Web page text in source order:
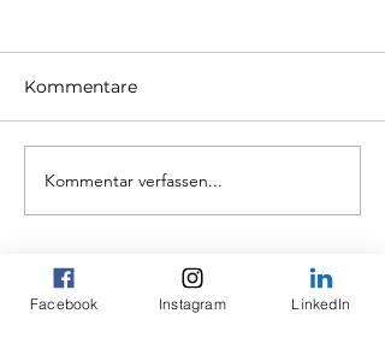
Kommentare
Kommentar verfassen...
Facebook Instagram LinkedIn